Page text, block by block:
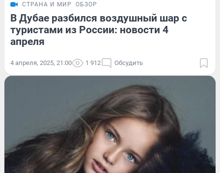
СТРАНА И МИР ОБЗОР
В Дубае разбился воздушный шар с
туристами из России: новости 4
апреля
4 апреля, 2025, 21:00 1 912 Обсудить